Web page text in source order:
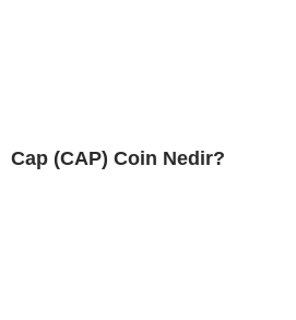
Cap (CAP) Coin Nedir?